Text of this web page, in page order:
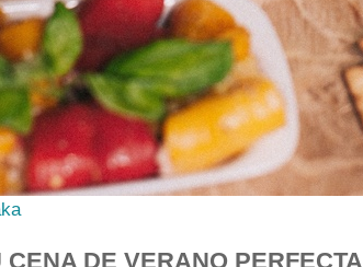
DE VERANO PERFECTA